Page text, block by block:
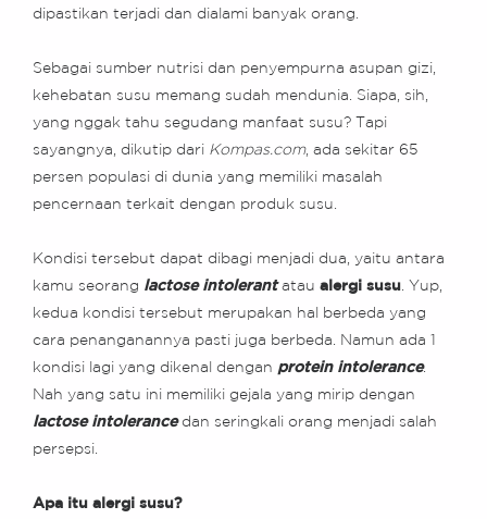
dipastikan terjadi dan dialami banyak orang.
Sebagai sumber nutrisi dan penyempurna asupan gizi,
kehebatan susu memang sudah mendunia. Siapa, sih,
yang nggak tahu segudang manfaat susu? Tapi
sayangnya, dikutip dari Kompas.com, ada sekitar 65
persen populasi di dunia yang memiliki masalah
pencernaan terkait dengan produk susu.
Kondisi tersebut dapat dibagi menjadi dua, yaitu antara
kamu seorang lactose intolerantatau alergi susu . Yup,
kedua kondisi tersebut merupakan hal berbeda yang
cara penanganannya pasti juga berbeda. Namun ada 1
kondisi lagi yang dikenal dengan protein intolerance.
Nah yang satu ini memiliki gejala yang mirip dengan
lactose intolerancedan seringkali orang menjadi salah
persepsi.
Apa itu alergi susu?